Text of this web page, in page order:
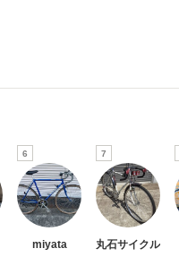
6
miyata
7
丸石サイクル